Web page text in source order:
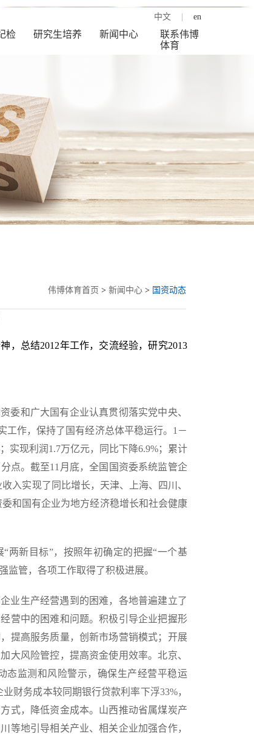
检 研究生培养 新闻中心
联系伟博
体育
中文 en
伟博体育首页 > 新闻中心 > 国资动态
，总结2012年工作，交流经验，研究2013
和广大国有企业认真贯彻落实党中央、
工作，保持了国有经济总体平稳运行。1－
实现利润1.7万亿元，同比下降6.9%；累计
点。截至11月底，全国国资委系统监管企
入实现了同比增长，天津、上海、四川、
和国有企业为地方经济稳增长和社会健康
新目标”，按照年初确定的把握“一个基
监管，各项工作取得了积极进展。
生产经营遇到的困难，各地普遍建立了
营中的困难和问题。积极引导企业把握形
提高服务质量，创新市场营销模式；开展
大风险管控，提高资金使用效率。北京、
态监测和风险警示，确保生产经营平稳运
财务成本较同期银行贷款利率下浮33%，
式，降低资金成本。山西推动省属煤炭产
等地引导相关产业、相关企业加强合作，